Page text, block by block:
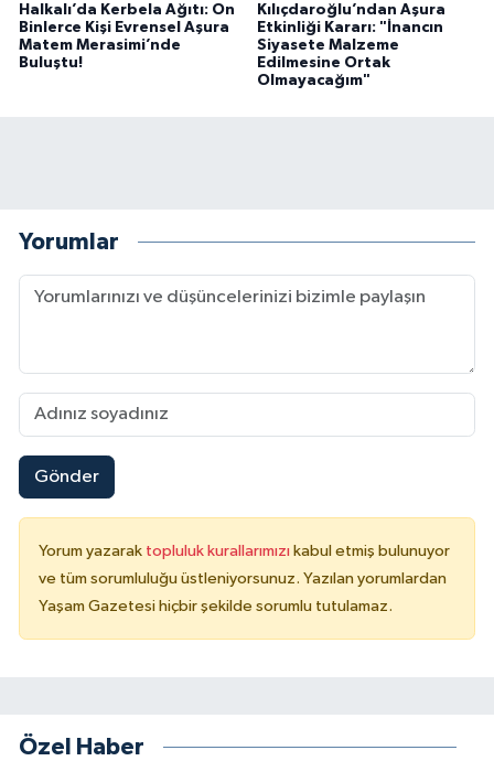
Halkalı’da Kerbela Ağıtı: On
Binlerce Kişi Evrensel Aşura
Matem Merasimi’nde
Buluştu!
Kılıçdaroğlu’ndan Aşura
Etkinliği Kararı: "İnancın
Siyasete Malzeme
Edilmesine Ortak
Olmayacağım"
Yorumlar
Gönder
Yorum yazarak topluluk kurallarımızı kabul etmiş bulunuyor
ve tüm sorumluluğu üstleniyorsunuz. Yazılan yorumlardan
Yaşam Gazetesi hiçbir şekilde sorumlu tutulamaz.
Özel Haber